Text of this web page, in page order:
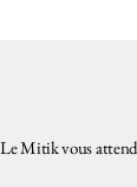
Le Mitik vous attend